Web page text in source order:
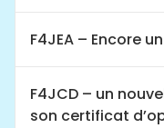
F4JEA – Encore
F4JCD – un
son certificat